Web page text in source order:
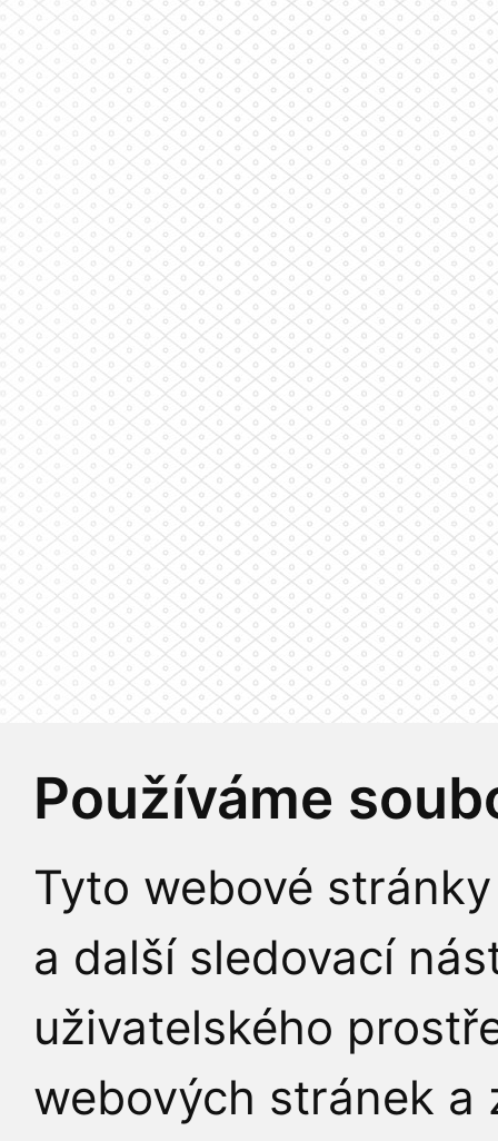
Používáme
Tyto webové
a další sledovací
uživatelského
webových stránek a